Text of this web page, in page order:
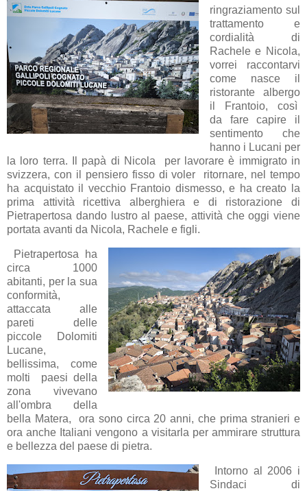
ringraziamento sul
trattamento e
cordialità di
Rachele e Nicola,
vorrei raccontarvi
come nasce il
ristorante albergo
il Frantoio, così
da fare capire il
sentimento che
hanno i Lucani per
la loro terra. Il papà di Nicola per lavorare è immigrato in
svizzera, con il pensiero fisso di voler ritornare, nel tempo
ha acquistato il vecchio Frantoio dismesso, e ha creato la
prima attività ricettiva alberghiera e di ristorazione di
Pietrapertosa dando lustro al paese, attività che oggi viene
portata avanti da Nicola, Rachele e figli.
Pietrapertosa ha
circa 1000
abitanti, per la sua
conformità,
attaccata alle
pareti delle
piccole Dolomiti
Lucane,
bellissima, come
molti paesi della
zona vivevano
all'ombra della
bella Matera, ora sono circa 20 anni, che prima stranieri e
ora anche Italiani vengono a visitarla per ammirare struttura
e bellezza del paese di pietra.
Intorno al 2006 i
Sindaci di